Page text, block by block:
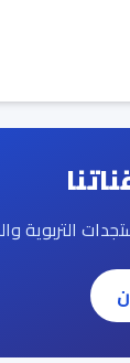
التربوية